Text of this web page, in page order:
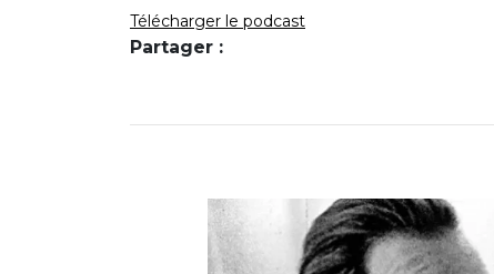
Télécharger le podcast
Partager :